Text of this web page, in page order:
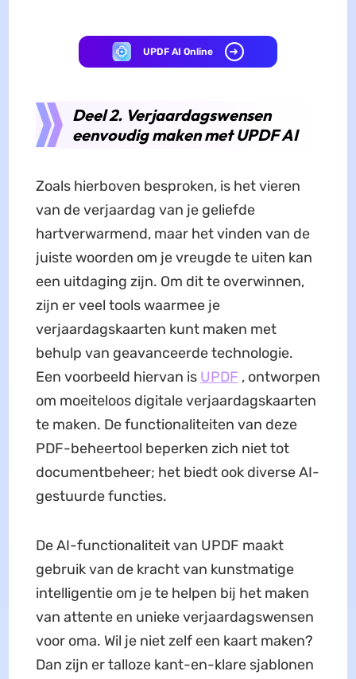
UPDF AI Online
Deel 2. Verjaardagswensen
eenvoudig maken met UPDF AI
Zoals hierboven besproken, is het vieren
van de verjaardag van je geliefde
hartverwarmend, maar het vinden van de
juiste woorden om je vreugde te uiten kan
een uitdaging zijn. Om dit te overwinnen,
zijn er veel tools waarmee je
verjaardagskaarten kunt maken met
behulp van geavanceerde technologie.
Een voorbeeld hiervan is UPDF , ontworpen
om moeiteloos digitale verjaardagskaarten
te maken. De functionaliteiten van deze
PDF-beheertool beperken zich niet tot
documentbeheer; het biedt ook diverse AI-
gestuurde functies.
De AI-functionaliteit van UPDF maakt
gebruik van de kracht van kunstmatige
intelligentie om je te helpen bij het maken
van attente en unieke verjaardagswensen
voor oma. Wil je niet zelf een kaart maken?
Dan zijn er talloze kant-en-klare sjablonen